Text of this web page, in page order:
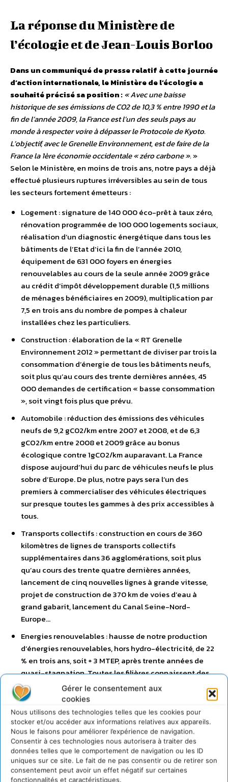
Gérer le consentement aux
cookies
Nous utilisons des technologies telles que les cookies pour
stocker et/ou accéder aux informations relatives aux appareils.
Nous le faisons pour améliorer l’expérience de navigation.
Consentir à ces technologies nous autorisera à traiter des
données telles que le comportement de navigation ou les ID
uniques sur ce site. Le fait de ne pas consentir ou de retirer son
consentement peut avoir un effet négatif sur certaines
fonctionnalités et caractéristiques.
La réponse du Ministère de
l’écologie et de Jean-Louis Borloo
Dans un communiqué de presse relatif à cette journée
d’action internationale, le Ministère de l’écologie a
souhaité précisé sa position :« Avec une baisse
historique de ses émissions de CO2 de 10,3 % entre 1990 et la
fin de l’année 2009, la France est l’un des seuls pays au
monde à respecter voire à dépasser le Protocole de Kyoto.
L’objectif, avec le Grenelle Environnement, est de faire de la
France la 1ère économie occidentale « zéro carbone ».»
Selon le Ministère, en moins de trois ans, notre pays a déjà
effectué plusieurs ruptures irréversibles au sein de tous
les secteurs fortement émetteurs :
Logement : signature de 140 000 éco-prêt à taux zéro,
rénovation programmée de 100 000 logements sociaux,
réalisation d’un diagnostic énergétique dans tous les
bâtiments de l’Etat d’ici la fin de l’année 2010,
équipement de 631 000 foyers en énergies
renouvelables au cours de la seule année 2009 grâce
au crédit d’impôt développement durable (1,5 millions
de ménages bénéficiaires en 2009), multiplication par
7,5 en trois ans du nombre de pompes à chaleur
installées chez les particuliers.
Construction : élaboration de la « RT Grenelle
Environnement 2012 » permettant de diviser par trois la
consommation d’énergie de tous les bâtiments neufs,
soit plus qu’au cours des trente dernières années, 45
000 demandes de certification « basse consommation
», soit vingt fois plus que prévu.
Automobile : réduction des émissions des véhicules
neufs de 9,2 gC02/km entre 2007 et 2008, et de 6,3
gCO2/km entre 2008 et 2009 grâce au bonus
écologique contre 1gCO2/km auparavant. La France
dispose aujourd’hui du parc de véhicules neufs le plus
sobre d’Europe. De plus, notre pays sera l’un des
premiers à commercialiser des véhicules électriques
sur presque toutes les gammes à des prix accessibles à
tous.
Transports collectifs : construction en cours de 360
kilomètres de lignes de transports collectifs
supplémentaires dans 36 agglomérations, soit plus
qu’au cours des trente quatre dernières années,
lancement de cinq nouvelles lignes à grande vitesse,
projet de construction de 370 km de voies d’eau à
grand gabarit, lancement du Canal Seine-Nord-
Europe…
Energies renouvelables : hausse de notre production
d’énergies renouvelables, hors hydro-électricité, de 22
% en trois ans, soit + 3 MTEP, après trente années de
quasi-stagnation. Toutes les filières connaissent des
taux de croissance à deux voire à trois chiffres : + 900 %
dans le secteur du solaire photovoltaïque, + 90 % dans
le domaine de l’éolien, + 66 % dans le domaine de la
géothermie et les pompes à chaleur…Grâce au Grenelle
Environnement, la France est actuellement le premier
producteur européen d’énergies renouvelables, à
égalité avec l’Allemagne.